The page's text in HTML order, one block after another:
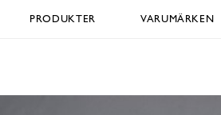
PRODUKTER VARUMÄRKEN